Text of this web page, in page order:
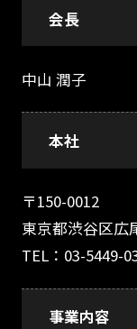
会長
中山 潤子
本社
〒150-0012
東京都渋谷区広
TEL：03-5449-
事業内容